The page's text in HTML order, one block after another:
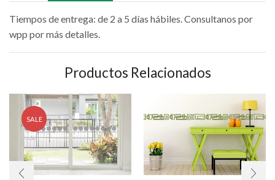
Tiempos de entrega: de 2 a 5 días hábiles. Consultanos por
wpp por más detalles.
Productos Relacionados
SALE